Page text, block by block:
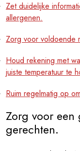
Zet duidelijke
allergenen.
Zorg voor voldoende
Houd rekening met
juiste temperatuur te
Ruim regelmatig op
Zorg voor een
gerechten.